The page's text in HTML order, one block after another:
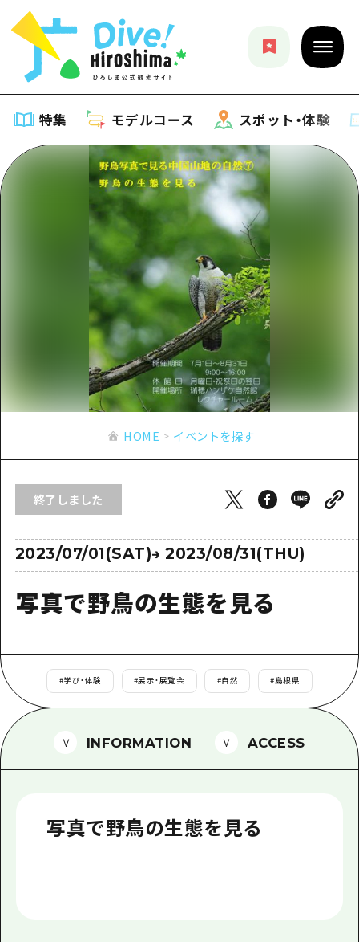
特集 モデルコース スポット・体験
特集
特集一覧
おすすめ
アート
イベント・祭り
グルメ・酒
サイクリング
ショッピング
ナイトライフ
世界遺産
学び・体験
歴史・文化
自然
モデルコース
モデルコース一覧
Dive! Hiroshima 公式ガイド
広島もしもトラベル
あたらしい非日常
広島市周辺
安芸
備後
宮島周辺
山口県東部
日帰り
半日
2泊3日
スポット・体験
スポット・体験一覧
広島市周辺
安芸
備後
備北
宮島周辺
山口県東部
愛媛県
島根県
イベント
旬情報
お役立ち情報
アクセス
二次交通まとめ
施設の混雑状況のお知らせ
手荷物預かり・配送サービス
HIROSHIMA FREE Wi-Fi
観光案内所
広島県を訪れる外国人旅行者向け情報一
ボランティアガイド
ガイドブック
HOME
お問い合わせ
事業者・学校関係者の皆さま
HOME イベントを探す
終了しました
2023/07/01(SAT)→2023/08/31(THU)
写真で野鳥の生態を見る
#学び・体験 #展示・展覧会 #自然 #島根県
INFORMATION ACCESS
写真で野鳥の生態を見る